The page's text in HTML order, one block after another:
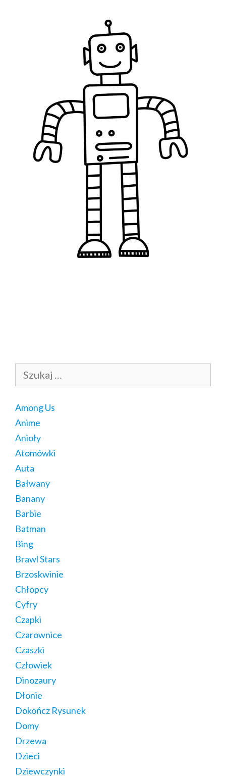
Among Us
Anime
Anioły
Atomówki
Auta
Bałwany
Banany
Barbie
Batman
Bing
Brawl Stars
Brzoskwinie
Chłopcy
Cyfry
Czapki
Czarownice
Czaszki
Człowiek
Dinozaury
Dłonie
Dokończ Rysunek
Domy
Drzewa
Dzieci
Dziewczynki